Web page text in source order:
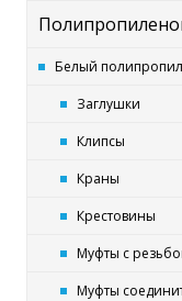
Белый
Заглушки
Клипсы
Краны
Крестовины
Муфты с
Муфты